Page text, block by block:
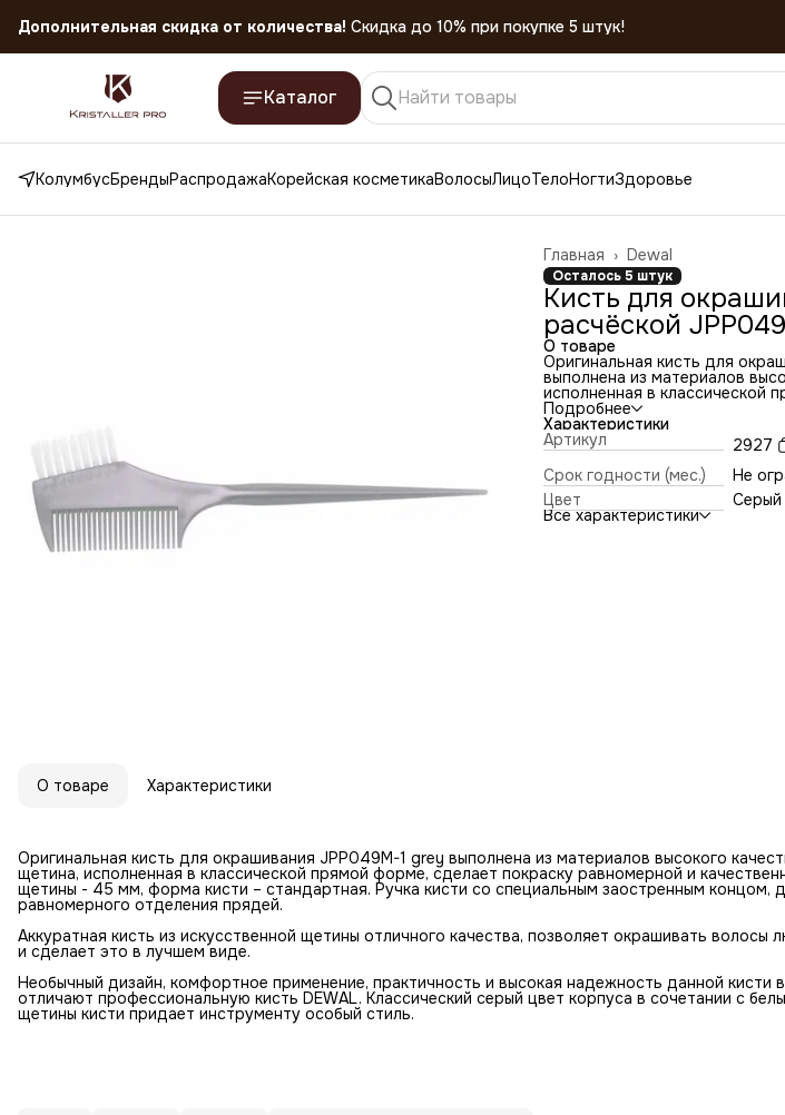
Каталог
КолумбусБрендыРаспродажаКорейская косметикаВолосыЛицоТелоНогтиЗдоровье
Dewal
Главная ›
Осталось 5 штук
Кисть для
расчёской
О товаре
Оригинальная кисть для
выполнена из материалов
исполненная в классической
равномерной и
кисти – стандартная. Ручка
заостренным концом, для
Аккуратная кисть из
качества, позволяет
сделает это в лучшем виде.
Необычный дизайн,
высокая надежность данной
Подробнее
Характеристики
Артикул
2927
Срок годности (мес.)
Не
Цвет
Серый
Все характеристики
О товаре Характеристики
Оригинальная кисть для окрашивания JPP049M-1 grey выполнена из материалов высокого
щетина, исполненная в классической прямой форме, сделает покраску равномерной и
щетины - 45 мм, форма кисти – стандартная. Ручка кисти со специальным заостренным концом,
равномерного отделения прядей.
Аккуратная кисть из искусственной щетины отличного качества, позволяет окрашивать волосы
и сделает это в лучшем виде.
Необычный дизайн, комфортное применение, практичность и высокая надежность данной кисти
отличают профессиональную кисть DEWAL. Классический серый цвет корпуса в сочетании с
щетины кисти придает инструменту особый стиль.